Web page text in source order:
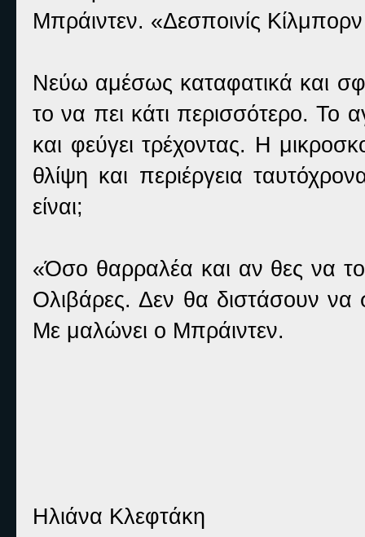
Μπράιντεν. «Δεσποινίς
Νεύω αμέσως καταφατικά και
το να πει κάτι περισσότερο. Το
και φεύγει τρέχοντας. Η
θλίψη και περιέργεια
είναι;
«Όσο θαρραλέα και αν θες να
Ολιβάρες. Δεν θα διστάσουν να
Με μαλώνει ο Μπράιντεν.
Ηλιάνα Κλεφτάκη